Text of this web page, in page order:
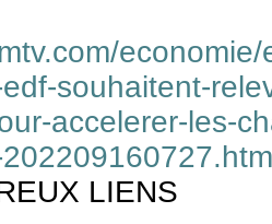
souhaitent-
accelerer-les-
LIENS